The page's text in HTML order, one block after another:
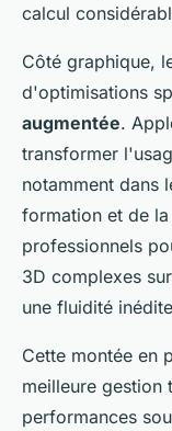
calcul
Côté graphique,
d'optimisations
augmentée.
transformer
notamment dans
formation et de
professionnels
3D complexes
une fluidité
Cette montée en
meilleure gestion
performances